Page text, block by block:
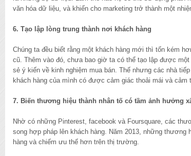
văn hóa dữ liệu, và khiến cho marketing trở thành một
6. Tạo lập lòng trung thành nơi khách hàng
Chúng ta đều biết rằng một khách hàng mới thì tốn kém
cũ. Thêm vào đó, chưa bao giờ ta có thể tạo lập được
sẻ ý kiến về kinh nghiệm mua bán. Thế nhưng các nhà
khách hàng của mình có được cảm giác thoải mái và cảm
7. Biến thương hiệu thành nhân tố có tầm ảnh hưởng
Nhờ có những Pinterest, facebook và Foursquare, các
song hợp pháp lên khách hàng. Năm 2013, những
hàng và chiếm ưu thế hơn trên thị trường.